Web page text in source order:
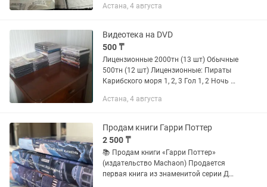
вложения сохранены, отсутствуют
Астана, 4 августа
Видеотека на DVD
500 ₸
Лицензионные 2000тн (13 шт) Обычные
500тн (12 шт) Лицензионные: Пираты
Карибского моря 1, 2, 3 Гол 1, 2 Ночь в
и Дары смерти Топ Ган (Top Gun)
Астана, 4 августа
Продам книги Гарри Поттер
2 500 ₸
📚 Продам книги «Гарри Поттер»
(издательство Machaon) Продается
первая книга из знаменитой серии Дж.